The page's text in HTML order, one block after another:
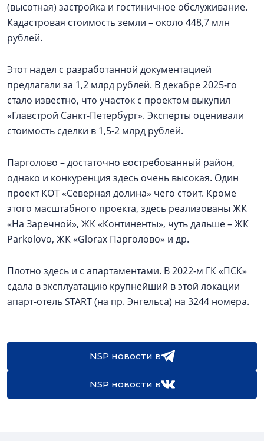
(высотная) застройка и гостиничное обслуживание.
Кадастровая стоимость земли – около 448,7 млн
рублей.
Этот надел с разработанной документацией
предлагали за 1,2 млрд рублей. В декабре 2025-го
стало известно, что участок с проектом выкупил
«Главстрой Санкт-Петербург». Эксперты оценивали
стоимость сделки в 1,5-2 млрд рублей.
Парголово – достаточно востребованный район,
однако и конкуренция здесь очень высокая. Один
проект КОТ «Северная долина» чего стоит. Кроме
этого масштабного проекта, здесь реализованы ЖК
«На Заречной», ЖК «Континенты», чуть дальше – ЖК
Parkolovо, ЖК «Glorax Парголово» и др.
Плотно здесь и с апартаментами. В 2022-м ГК «ПСК»
сдала в эксплуатацию крупнейший в этой локации
апарт-отель START (на пр. Энгельса) на 3244 номера.
NSP новости в
NSP новости в